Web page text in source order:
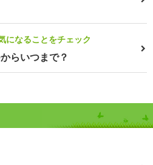
になることをチェック
らいつまで？